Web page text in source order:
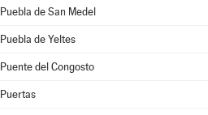
Puebla de San Medel
Puebla de Yeltes
Puente del Congosto
Puertas